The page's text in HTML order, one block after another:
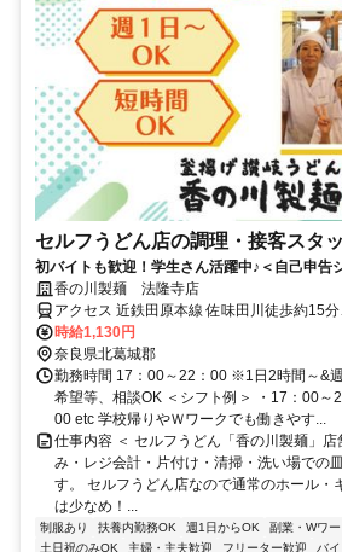
セルフうどん店の調理・接客スタ
初バイトも歓迎！学生さん活躍中♪＜自己申告
でＯＫ
香の川製麺 法隆寺店
アクセス 近鉄田原本線 佐味田川徒歩約15
約15分、ＪＲ関西本線〔大和路線〕 法隆寺
時給1,130円
奈良県北葛城郡
勤務時間 17：00～22：00 ※1日2時間～&
希望等、相談OK ＜シフト例＞ ・17：00～
00 etc 学校帰りやＷワークでも働きやす...
仕事内容 ＜ セルフうどん「香の川製麺」
み・レジ会計・片付け・清掃・洗い場での
す。 セルフうどん店なので通常のホール・
は少なめ！...
制服あり 扶養内勤務OK 週1日からOK 副業・Wワ
土日祝のみOK
主婦・主夫歓迎 フリーター歓迎 バ